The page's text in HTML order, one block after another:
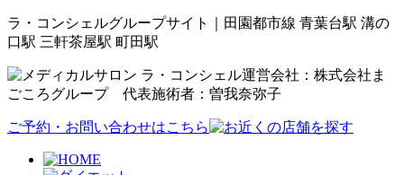
ラ・コンシェルグループサイト｜田園都市線 青葉台駅 溝の
口駅 三軒茶屋駅 町田駅
運営会社：株式会社ま
ごころグループ 代表施術者：曽我奈弥子
ご予約・お問い合わせはこちら